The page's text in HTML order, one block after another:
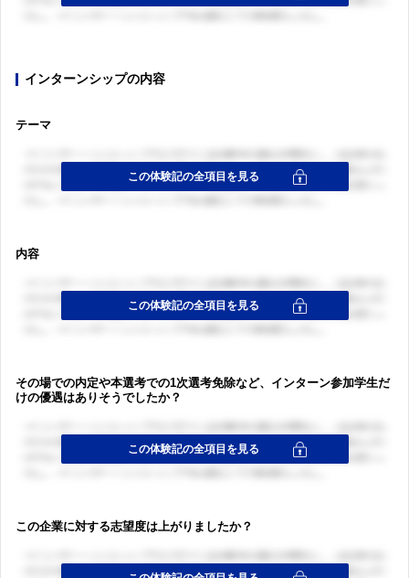
インターンシップの内容
テーマ
内容
その場での内定や本選考での1次選考免除など、インターン参加学生だ
けの優遇はありそうでしたか？
この企業に対する志望度は上がりましたか？